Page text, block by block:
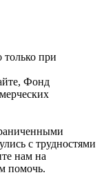
только при
Фонд
с трудностями
нам на
помочь.